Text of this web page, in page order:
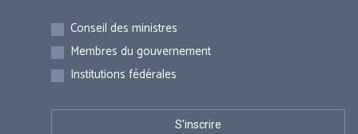
Inscriptions
Conseil des ministres
Membres du gouvernement
Institutions fédérales